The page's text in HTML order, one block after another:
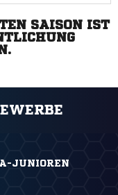
SAISON IST
JUNIOREN